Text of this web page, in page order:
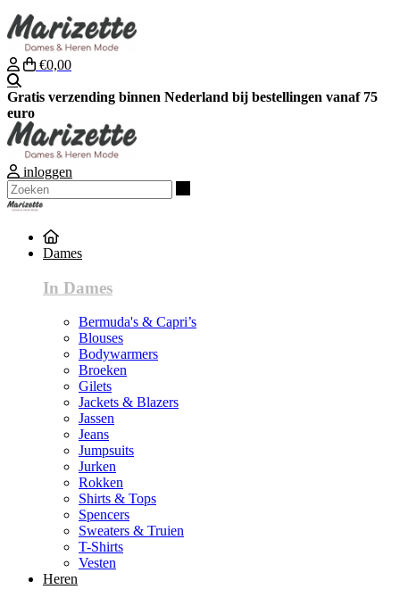
€0,00
Gratis verzending binnen Nederland bij bestellingen vanaf 75
euro
inloggen
Dames
In Dames
Bermuda's & Capri’s
Blouses
Bodywarmers
Broeken
Gilets
Jackets & Blazers
Jassen
Jeans
Jumpsuits
Jurken
Rokken
Shirts & Tops
Spencers
Sweaters & Truien
T-Shirts
Vesten
Heren